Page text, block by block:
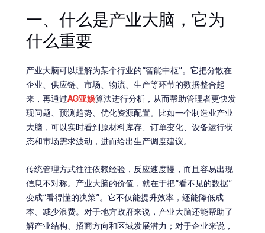
一、什么是产业大脑，它为
什么重要
产业大脑可以理解为某个行业的“智能中枢”。它把分散在
企业、供应链、市场、物流、生产等环节的数据整合起
来，再通过AG亚娱算法进行分析，从而帮助管理者更快发
现问题、预测趋势、优化资源配置。比如一个制造业产业
大脑，可以实时看到原材料库存、订单变化、设备运行状
态和市场需求波动，进而给出生产调度建议。
传统管理方式往往依赖经验，反应速度慢，而且容易出现
信息不对称。产业大脑的价值，就在于把“看不见的数据”
变成“看得懂的决策”。它不仅能提升效率，还能降低成
本、减少浪费。对于地方政府来说，产业大脑还能帮助了
解产业结构、招商方向和区域发展潜力；对于企业来说，